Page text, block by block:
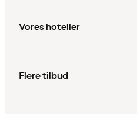
Vores hoteller
Flere tilbud